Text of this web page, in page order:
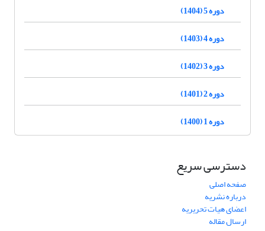
دوره 5 (1404)
دوره 4 (1403)
دوره 3 (1402)
دوره 2 (1401)
دوره 1 (1400)
دسترسی سریع
صفحه اصلی
درباره نشریه
اعضای هیات تحریریه
ارسال مقاله